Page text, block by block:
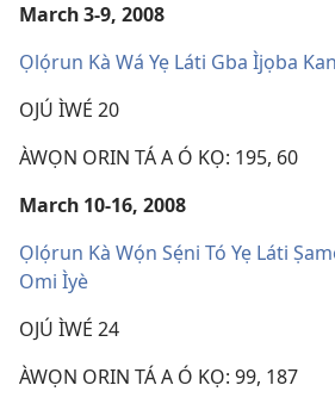
March 3-9, 2008
Ọlọ́run Kà Wá Yẹ Láti Gba Ìjọba Kan
OJÚ ÌWÉ 20
ÀWỌN ORIN TÁ A Ó KỌ: 195, 60
March 10-16, 2008
Ọlọ́run Kà Wọ́n Sẹ́ni Tó Yẹ Láti
Omi Ìyè
OJÚ ÌWÉ 24
ÀWỌN ORIN TÁ A Ó KỌ: 99, 187